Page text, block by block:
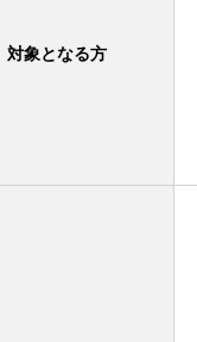
対象となる方